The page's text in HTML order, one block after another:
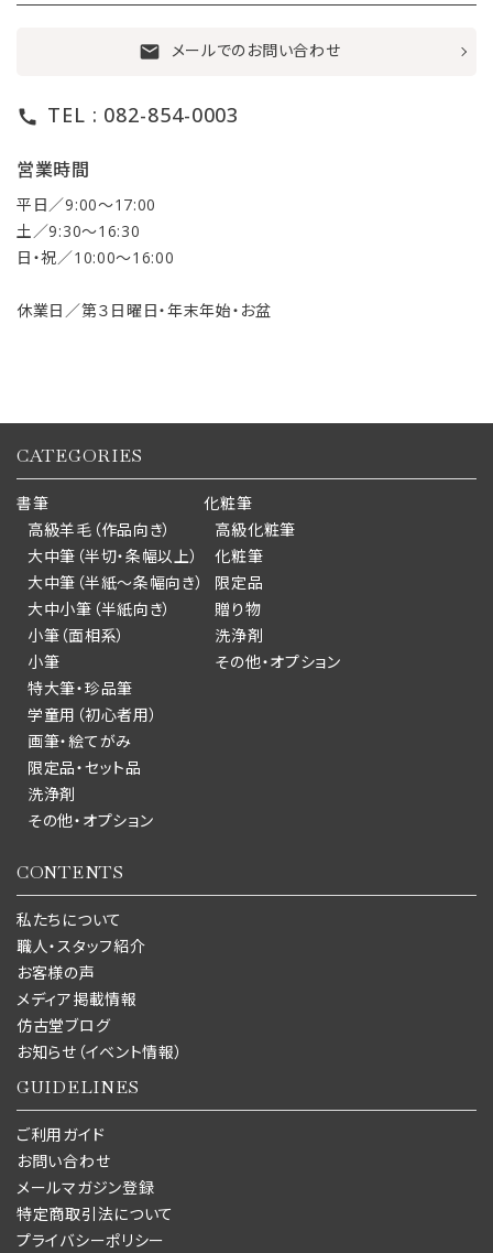
mail メールでのお問い合わせ
call TEL : 082-854-0003
営業時間
平日／9:00〜17:00
土／9:30〜16:30
日・祝／10:00〜16:00
休業日／第３日曜日・年末年始・お盆
CATEGORIES
書筆
高級羊毛（作品向き）
大中筆（半切・条幅以上）
大中筆（半紙～条幅向き）
大中小筆（半紙向き）
小筆（面相系）
小筆
特大筆・珍品筆
学童用（初心者用）
画筆・絵てがみ
限定品・セット品
洗浄剤
その他・オプション
化粧筆
高級化粧筆
化粧筆
限定品
贈り物
洗浄剤
その他・オプション
CONTENTS
私たちについて
職人・スタッフ紹介
お客様の声
メディア掲載情報
仿古堂ブログ
お知らせ（イベント情報）
GUIDELINES
ご利用ガイド
お問い合わせ
メールマガジン登録
特定商取引法について
プライバシーポリシー